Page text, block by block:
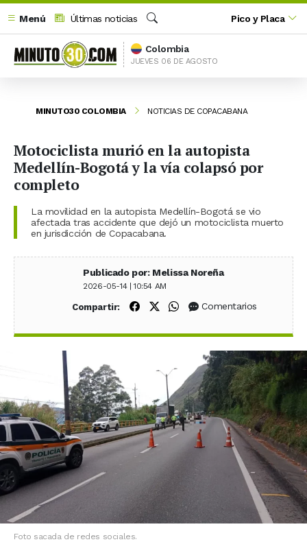
Menú
Últimas noticias
Buscar
Pico y Placa
Colombia
JUEVES 06 DE AGOSTO
MINUTO30 COLOMBIA NOTICIAS DE COPACABANA
Motociclista murió en la autopista
Medellín-Bogotá y la vía colapsó por
completo
La movilidad en la autopista Medellín-Bogotá se vio
afectada tras accidente que dejó un motociclista muerto
en jurisdicción de Copacabana.
Publicado por: Melissa Noreña
2026-05-14 | 10:54 AM
Compartir: Compartir en Facebook
Compartir en X (Twitter)
Compartir en WhatsApp
Comentarios
Foto sacada de redes sociales.